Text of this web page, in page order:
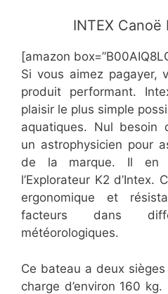
​INTEX Canoë
[amazon
Si vous aimez pagayer,
produit performant.
plaisir le plus simple
aquatiques. Nul besoin
un astrophysicien pour
de la marque. Il en
l’Explorateur K2 d’Intex.
ergonomique et
facteurs dans
météorologiques.
Ce bateau a deux
charge d’environ 160